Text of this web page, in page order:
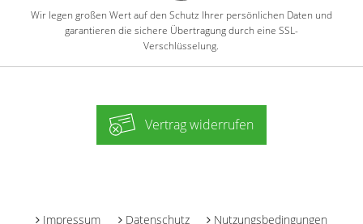
Wir legen großen Wert auf den Schutz Ihrer persönlichen Daten und
garantieren die sichere Übertragung durch eine SSL-
Verschlüsselung.
Vertrag widerrufen
Impressum Datenschutz Nutzungsbedingungen